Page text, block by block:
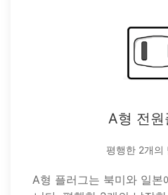
A형 전원
평행한 2개의
A형 플러그는 북미와 일본